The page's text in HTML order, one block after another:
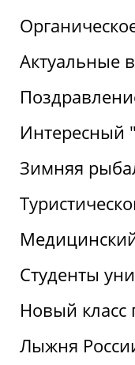
Актуальные
Интересный
Зимняя
Студенты
Новый класс
Лыжня